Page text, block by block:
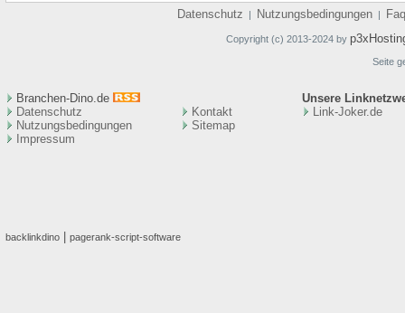
Datenschutz | Nutzungsbedingungen | Faq
Copyright (c) 2013-2024 by
Seite
Branchen-Dino.de
Unsere
Datenschutz
Nutzungsbedingungen
Impressum
Kontakt
Sitemap
Link-Joker.de
backlinkdino pagerank-script-software